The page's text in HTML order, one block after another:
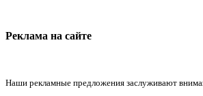
Реклама на cайте
Наши рекламные предложения заслуживают